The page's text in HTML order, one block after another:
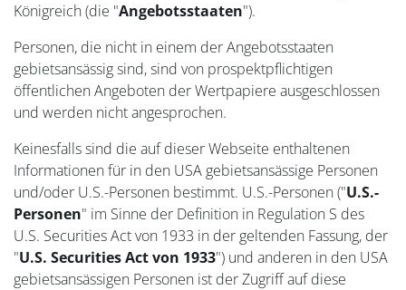
Königreich (die "Angebotsstaaten").
Personen, die nicht in einem der Angebotsstaaten
gebietsansässig sind, sind von prospektpflichtigen
öffentlichen Angeboten der Wertpapiere ausgeschlossen
und werden nicht angesprochen.
Keinesfalls sind die auf dieser Webseite enthaltenen
Informationen für in den USA gebietsansässige Personen
und/oder U.S.-Personen bestimmt. U.S.-Personen ("U.S.-
Personen" im Sinne der Definition in Regulation S des
U.S. Securities Act von 1933 in der geltenden Fassung, der
"U.S. Securities Act von 1933") und anderen in den USA
gebietsansässigen Personen ist der Zugriff auf diese